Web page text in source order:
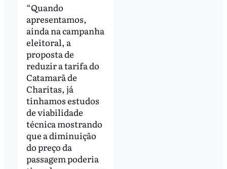
“Quando
apresentamos,
ainda na campanha
eleitoral, a
proposta de
reduzir a tarifa do
Catamarã de
Charitas, já
tínhamos estudos
de viabilidade
técnica mostrando
que a diminuição
do preço da
passagem poderia